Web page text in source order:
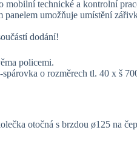
technické a kontrolní
panelem umožňuje umístění
dodání!
policemi.
o rozměrech tl. 40 x š
otočná s brzdou ø125 na čep